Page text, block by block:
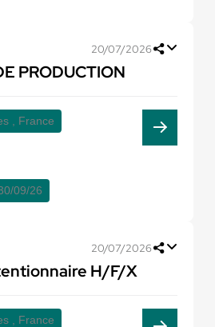
20/07/2026
PRODUCTION
, France
09/26
20/07/2026
H/F/X
, France